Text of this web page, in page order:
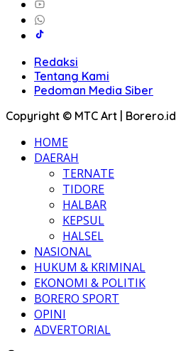
Redaksi
Tentang Kami
Pedoman Media Siber
Copyright © MTC Art | Borero.id
HOME
DAERAH
TERNATE
TIDORE
HALBAR
KEPSUL
HALSEL
NASIONAL
HUKUM & KRIMINAL
EKONOMI & POLITIK
BORERO SPORT
OPINI
ADVERTORIAL